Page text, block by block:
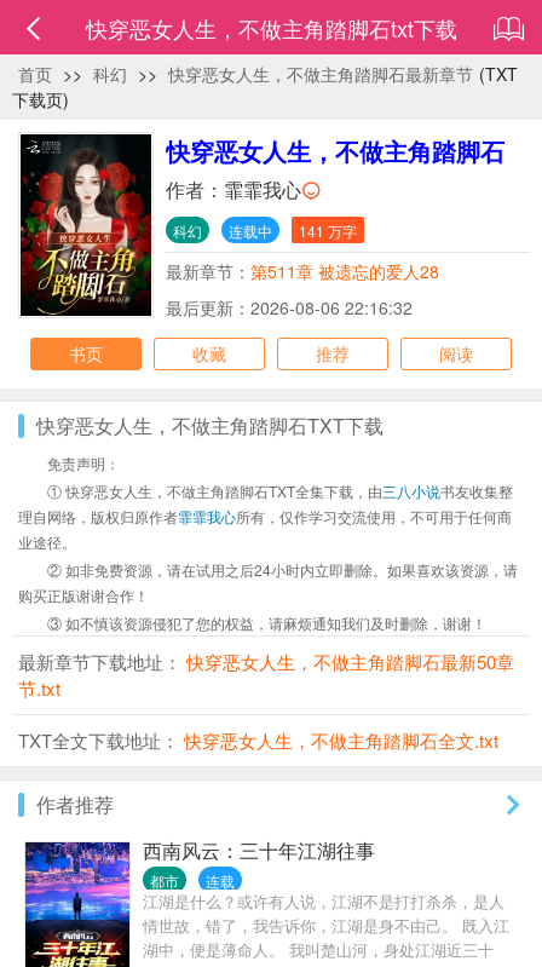
快穿恶女人生，不做主角踏脚石txt下载
首页 >> 科幻 >> 快穿恶女人生，不做主角踏脚石最新章节 (TXT
下载页)
快穿恶女人生，不做主角踏脚石
作者： 霏霏我心
科幻 连载中 141 万字
最新章节： 第511章 被遗忘的爱人28
最后更新：2026-08-06 22:16:32
书页
收藏 推荐 阅读
快穿恶女人生，不做主角踏脚石TXT下载
免责声明：
① 快穿恶女人生，不做主角踏脚石TXT全集下载，由三八小说书友收集整
理自网络，版权归原作者霏霏我心所有，仅作学习交流使用，不可用于任何商
业途径。
② 如非免费资源，请在试用之后24小时内立即删除。如果喜欢该资源，请
购买正版谢谢合作！
③ 如不慎该资源侵犯了您的权益，请麻烦通知我们及时删除，谢谢！
最新章节下载地址：快穿恶女人生，不做主角踏脚石最新50章
节.txt
TXT全文下载地址：快穿恶女人生，不做主角踏脚石全文.txt
作者推荐
西南风云：三十年江湖往事
都市 连载
江湖是什么？或许有人说，江湖不是打打杀杀，是人
情世故，错了，我告诉你，江湖是身不由己。 既入江
湖中，便是薄命人。 我叫楚山河，身处江湖近三十